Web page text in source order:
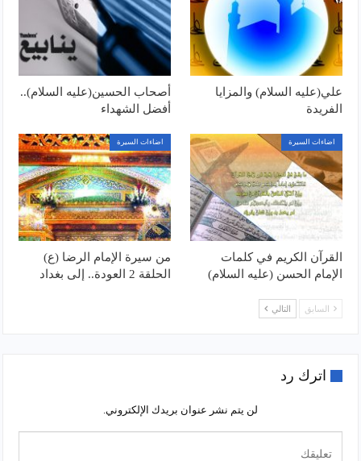
علي(عليه السلام) والمزايا
الفريدة
أصحاب الحسين(عليه السلام)..
أفضل الشهداء
اضاءات السيرة
القرآن الكريم في كلمات
الإمام الحسن (عليه السلام)
اضاءات السيرة
من سيرة الإمام الرضا (ع)
الحلقة 2 العودة.. إلى بغداد
السابق التالي
اترك رد
لن يتم نشر عنوان بريدك الإلكتروني.